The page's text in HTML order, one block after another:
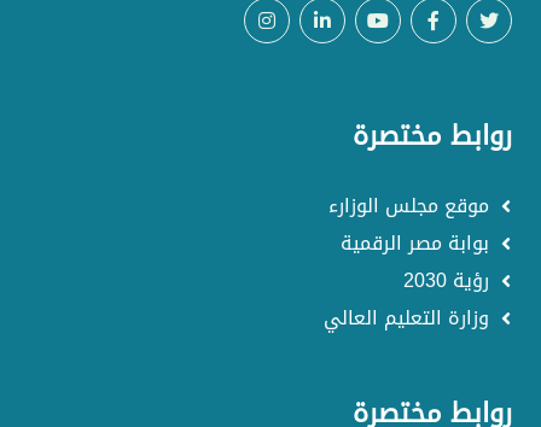
روابط مختصرة
موقع مجلس الوزارء
بوابة مصر الرقمية
رؤية 2030
وزارة التعليم العالي
روابط مختصرة